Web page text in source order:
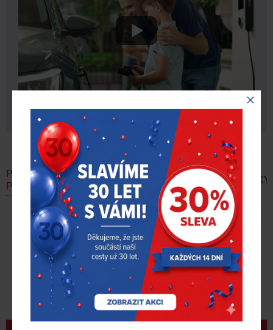
PODOBNÉ
PRODUKTY
AKČNÍ
NABÍDKA
DOPORUČUJEME NOVINKY